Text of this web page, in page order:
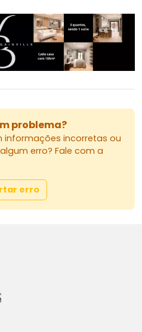
problema?
informações incorretas ou
erro? Fale com a
erro